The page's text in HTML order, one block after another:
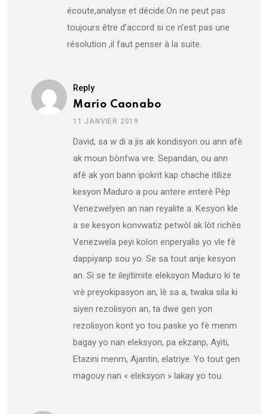
écoute,analyse et décide.On ne peut pas
toujours être d’accord si ce n’est pas une
résolution ,il faut penser à la suite.
Reply
Mario Caonabo
11 JANVIER 2019
David, sa w di a jis ak kondisyon ou ann afè
ak moun bònfwa vre. Sepandan, ou ann
afè ak yon bann ipokrit kap chache itilize
kesyon Maduro a pou antere enterè Pèp
Venezwelyen an nan reyalite a. Kesyon kle
a se kesyon konvwatiz petwòl ak lòt richès
Venezwela peyi kolon enperyalis yo vle fè
dappiyanp sou yo. Se sa tout anje kesyon
an. Si se te ilejitimite eleksyon Maduro ki te
vrè preyokipasyon an, lè sa a, twaka sila ki
siyen rezolisyon an, ta dwe gen yon
rezolisyon kont yo tou paske yo fè menm
bagay yo nan eleksyon, pa ekzanp, Ayiti,
Etazini menm, Ajantin, elatriye. Yo tout gen
magouy nan « eleksyon » lakay yo tou.